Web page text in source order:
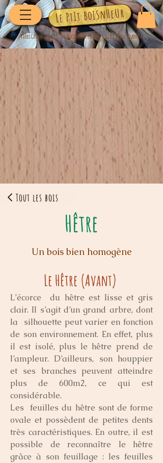
Le PtIt BoISnHeUr
FaBriCaTioN d'ObJeTs dU QuOtiDiEn eN bOiS scUlpTé eT/Ou tOuRné
Tout les bois
Hêtre
Un bois bien homogène
Le Hêtre (Avant)
L’écorce  du hêtre est lisse et gris
clair. Il s’agit d’un grand arbre, dont
la  silhouette peut varier en fonction
de son environnement. En effet, plus
il est isolé, plus le hêtre prend de
l’ampleur. D’ailleurs, son houppier
et ses branches peuvent atteindre
plus de 600m2, ce qui est
considérable.
Les  feuilles du hêtre sont de forme
ovale et possèdent de petites dents
très caractéristiques. En outre, il est
possible de reconnaître le hêtre
grâce à son feuillage : les feuilles